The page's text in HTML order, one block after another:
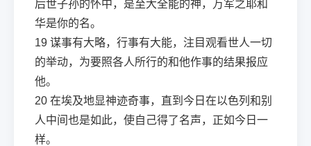
后世子孙的怀中，是至大全能的神，万军之耶和
华是你的名。
19 谋事有大略，行事有大能，注目观看世人一切
的举动，为要照各人所行的和他作事的结果报应
他。
20 在埃及地显神迹奇事，直到今日在以色列和别
人中间也是如此，使自己得了名声，正如今日一
样。